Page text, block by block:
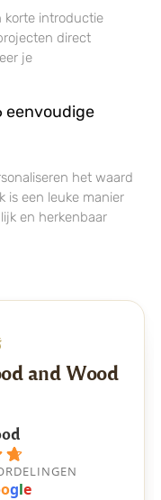
korte introductie
direct
je
eenvoudige
het waard
is een leuke manier
en herkenbaar
and Wood
ogle